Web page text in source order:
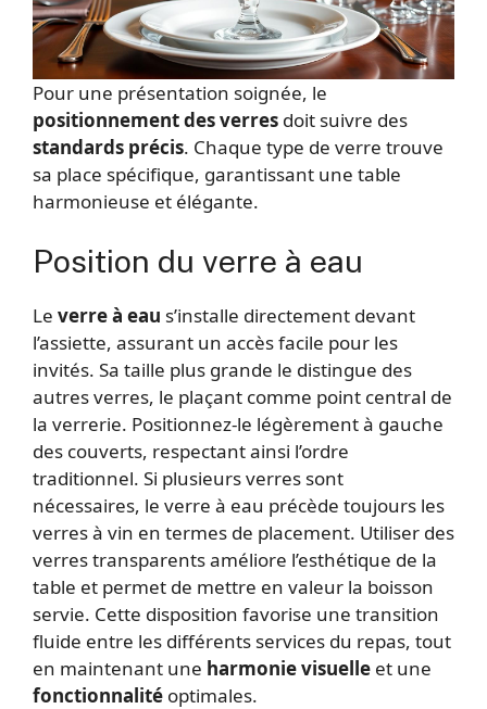
Pour une présentation soignée, le
positionnement des verres doit suivre des
standards précis. Chaque type de verre trouve
sa place spécifique, garantissant une table
harmonieuse et élégante.
Position du verre à eau
Le verre à eau s’installe directement devant
l’assiette, assurant un accès facile pour les
invités. Sa taille plus grande le distingue des
autres verres, le plaçant comme point central de
la verrerie. Positionnez-le légèrement à gauche
des couverts, respectant ainsi l’ordre
traditionnel. Si plusieurs verres sont
nécessaires, le verre à eau précède toujours les
verres à vin en termes de placement. Utiliser des
verres transparents améliore l’esthétique de la
table et permet de mettre en valeur la boisson
servie. Cette disposition favorise une transition
fluide entre les différents services du repas, tout
en maintenant une harmonie visuelle et une
fonctionnalité optimales.